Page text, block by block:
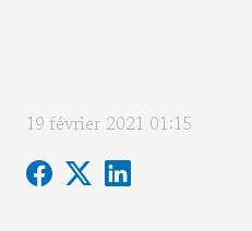
19 février 2021 01:15